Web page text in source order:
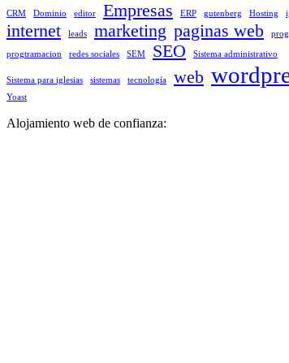
CRM Dominio editor Empresas ERP gutenberg Hosting
internet leads marketing paginas web
progtramacion redes sociales SEM SEO Sistema administrativo
Sistema para iglesias sistemas tecnología web
Yoast
Alojamiento web de confianza: